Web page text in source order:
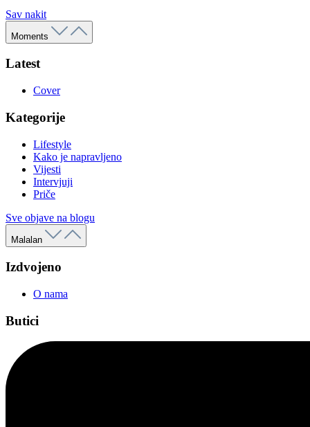
Sav nakit
Moments
Latest
Cover
Kategorije
Lifestyle
Kako je napravljeno
Vijesti
Intervjuji
Priče
Sve objave na blogu
Malalan
Izdvojeno
O nama
Butici